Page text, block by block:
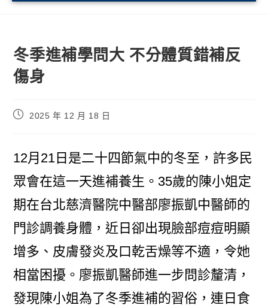
冬季進補學問大 不分體質錯補反
傷身
2025 年 12 月 18 日
12月21日是二十四節氣中的冬至，許多民
眾會在這一天進補養生。35歲的陳小姐定
期在台北慈濟醫院中醫部廖振凱中醫師的
門診調養身體，近日卻出現臉部痘痘明顯
增多、皮膚發炎及口乾舌燥等不適，令她
相當困擾。廖振凱醫師進一步問診釐清，
發現陳小姐為了冬季進補的習俗，連日食